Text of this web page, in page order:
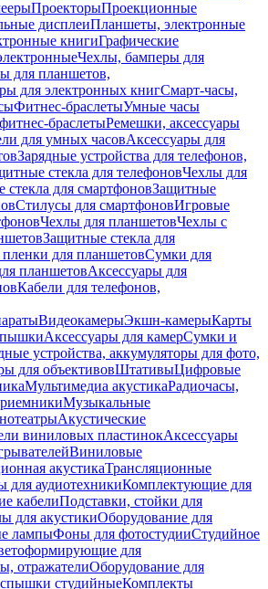
ПроекторыПроекционные
дисплеиПланшеты, электронные
книгиГрафические
Чехлы, бамперы для
для планшетов,
для электронных книгСмарт-часы,
Фитнес-браслетыУмные часы
браслетыРемешки, аксессуары
для умных часовАксессуары для
Зарядные устройства для телефонов,
стекла для телефоновЧехлы для
стекла для смартфоновЗащитные
Стилусы для смартфоновИгровые
Чехлы для планшетовЧехлы с
Защитные стекла для
для планшетовСумки для
планшетовАксессуары для
Кабели для телефонов,
ВидеокамерыЭкшн-камерыКарты
Аксессуары для камерСумки и
устройства, аккумуляторы для фото,
для объективовШтативыЦифровые
Мультимедиа акустикаРадиочасы,
Музыкальные
Акустические
виниловых пластинокАксессуары
Виниловые
акустикаТрансляционные
для аудиотехникиКомплектующие для
кабелиПодставки, стойки для
для акустикиОборудование для
лампыФоны для фотостудииСтудийное
для
отражателиОборудование для
студийныеКомплекты